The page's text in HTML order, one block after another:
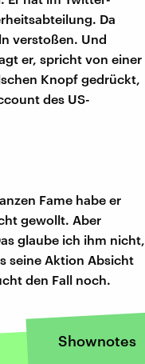
Da
verstoßen. Und
er, spricht von einer
Knopf gedrückt,
des US-
Fame habe er
gewollt. Aber
glaube ich ihm nicht,
seine Aktion Absicht
den Fall noch.
Shownotes